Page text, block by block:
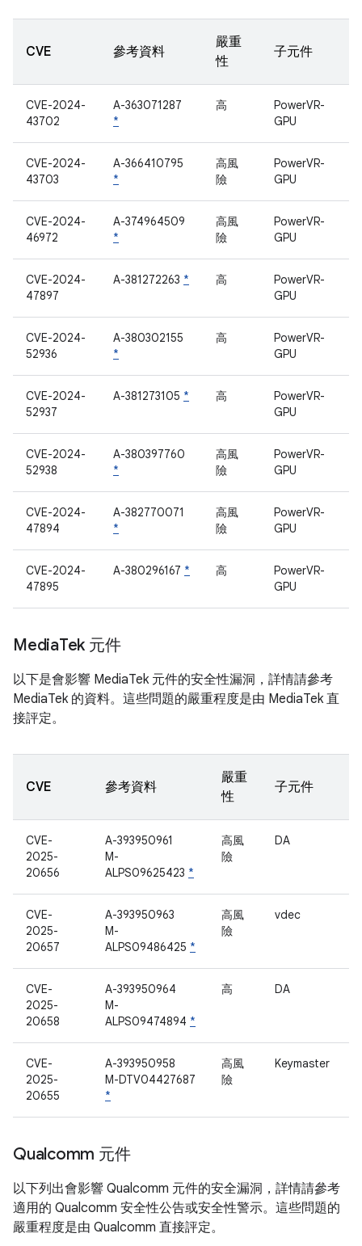
CVE 參考資料
嚴重
性
子元件
CVE-2024-
43702
A-363071287
*
高
PowerVR-
GPU
CVE-2024-
43703
A-366410795
*
高風
險
PowerVR-
GPU
CVE-2024-
46972
A-374964509
*
高風
險
PowerVR-
GPU
CVE-2024-
47897
A-381272263 * 高
PowerVR-
GPU
CVE-2024-
52936
A-380302155
*
高
PowerVR-
GPU
CVE-2024-
52937
A-381273105 * 高
PowerVR-
GPU
CVE-2024-
52938
A-380397760
*
高風
險
PowerVR-
GPU
CVE-2024-
47894
A-382770071
*
高風
險
PowerVR-
GPU
CVE-2024-
47895
A-380296167 * 高
PowerVR-
GPU
MediaTek 元件
以下是會影響 MediaTek 元件的安全性漏洞，詳情請參考
MediaTek 的資料。這些問題的嚴重程度是由 MediaTek 直
接評定。
CVE 參考資料
嚴重
性
子元件
CVE-
2025-
20656
A-393950961
M-
ALPS09625423 *
高風
險
DA
CVE-
2025-
20657
A-393950963
M-
ALPS09486425 *
高風
險
vdec
CVE-
2025-
20658
A-393950964
M-
ALPS09474894 *
高 DA
CVE-
2025-
20655
A-393950958
M-DTV04427687
*
高風
險
Keymaster
Qualcomm 元件
以下列出會影響 Qualcomm 元件的安全漏洞，詳情請參考
適用的 Qualcomm 安全性公告或安全性警示。這些問題的
嚴重程度是由 Qualcomm 直接評定。